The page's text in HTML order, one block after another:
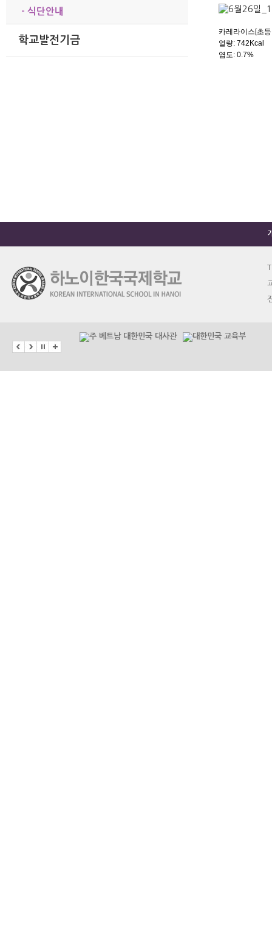
- 식단안내
학교발전기금
카레라이스[초
열량: 742 Kcal
염도: 0.7%